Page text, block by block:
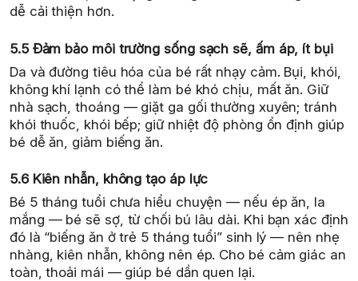
dễ cải thiện hơn.
5.5 Đảm bảo môi trường sống sạch sẽ, ấm áp, ít bụi
Da và đường tiêu hóa của bé rất nhạy cảm. Bụi, khói,
không khí lạnh có thể làm bé khó chịu, mất ăn. Giữ
nhà sạch, thoáng — giặt ga gối thường xuyên; tránh
khói thuốc, khói bếp; giữ nhiệt độ phòng ổn định giúp
bé dễ ăn, giảm biếng ăn.
5.6 Kiên nhẫn, không tạo áp lực
Bé 5 tháng tuổi chưa hiểu chuyện — nếu ép ăn, la
mắng — bé sẽ sợ, từ chối bú lâu dài. Khi bạn xác định
đó là “biếng ăn ở trẻ 5 tháng tuổi” sinh lý — nên nhẹ
nhàng, kiên nhẫn, không nên ép. Cho bé cảm giác an
toàn, thoải mái — giúp bé dần quen lại.